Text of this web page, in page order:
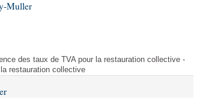
Muller
des taux de TVA pour la restauration collective -
restauration collective